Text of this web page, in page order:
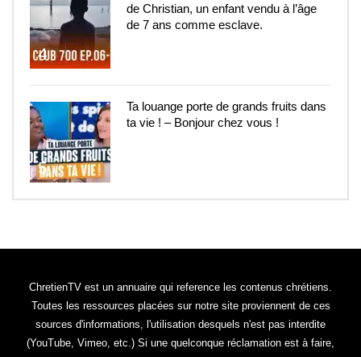
4
de Christian, un enfant vendu à l’âge
de 7 ans comme esclave.
5
Ta louange porte de grands fruits dans
ta vie ! – Bonjour chez vous !
ChretienTV est un annuaire qui reference les contenus chrétiens.
Toutes les ressources placées sur notre site proviennent de ces
sources d'informations, l'utilisation desquels n'est pas interdite
(YouTube, Vimeo, etc.) Si une quelconque réclamation est à faire,